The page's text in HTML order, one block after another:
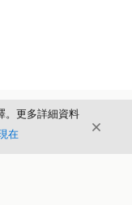
。更多詳細資料
在 結束